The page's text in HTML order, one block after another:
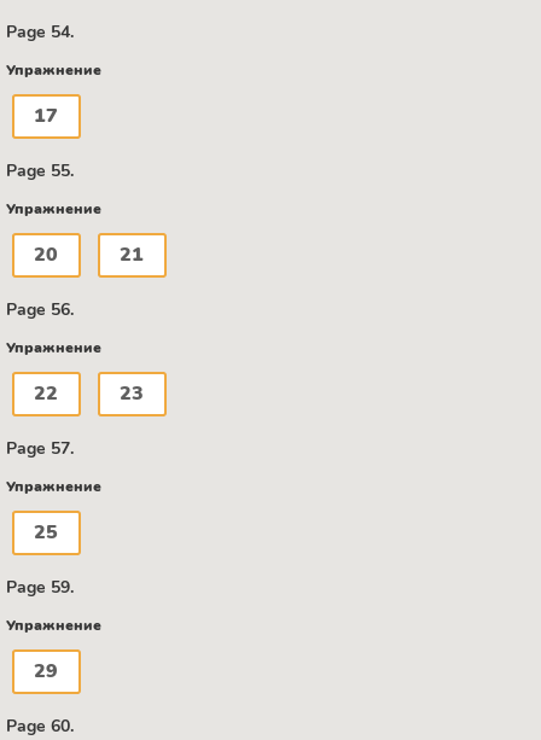
Page 54.
Упражнение
17
Page 55.
Упражнение
20 21
Page 56.
Упражнение
22 23
Page 57.
Упражнение
25
Page 59.
Упражнение
29
Page 60.